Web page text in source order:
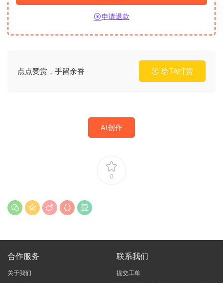
申请退款
点点赞赏，手留余香 给TA打赏
AI创作
0
合作服务
关于我们
联系我们
提交工单